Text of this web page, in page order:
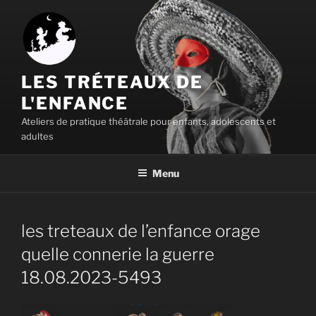
contenu
principal
LES TRÉTEAUX DE
L'ENFANCE
Ateliers de pratique théâtrale pour enfants, adolescents et
adultes
Menu
les treteaux de l’enfance orage
quelle connerie la guerre
18.08.2023-5493